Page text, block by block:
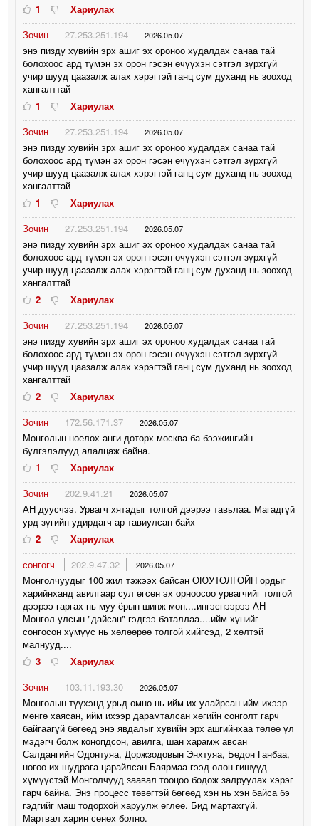
1
Хариулах
Зочин
27.253.251.194 2026.05.07
энэ пизду хувийн эрх ашиг эх ороноо худалдах санаа тай
болохоос ард түмэн эх орон гэсэн өчүүхэн сэтгэл зүрхгүй
учир шууд цаазалж алах хэрэгтэй ганц сум духанд нь зооход
хангалттай
1
Хариулах
Зочин
27.253.251.194 2026.05.07
энэ пизду хувийн эрх ашиг эх ороноо худалдах санаа тай
болохоос ард түмэн эх орон гэсэн өчүүхэн сэтгэл зүрхгүй
учир шууд цаазалж алах хэрэгтэй ганц сум духанд нь зооход
хангалттай
1
Хариулах
Зочин
27.253.251.194 2026.05.07
энэ пизду хувийн эрх ашиг эх ороноо худалдах санаа тай
болохоос ард түмэн эх орон гэсэн өчүүхэн сэтгэл зүрхгүй
учир шууд цаазалж алах хэрэгтэй ганц сум духанд нь зооход
хангалттай
2
Хариулах
Зочин
27.253.251.194 2026.05.07
энэ пизду хувийн эрх ашиг эх ороноо худалдах санаа тай
болохоос ард түмэн эх орон гэсэн өчүүхэн сэтгэл зүрхгүй
учир шууд цаазалж алах хэрэгтэй ганц сум духанд нь зооход
хангалттай
2
Хариулах
Зочин
172.56.171.37 2026.05.07
Монголын ноелох анги доторх москва ба бээжингийн
булгэлэлууд алалцаж байна.
1
Хариулах
Зочин
202.9.41.21 2026.05.07
АН дуусчээ. Урвагч хятадыг толгой дээрээ тавьлаа. Магадгүй
урд зүгийн удирдагч ар тавиулсан байх
2
Хариулах
сонгогч
202.9.47.32 2026.05.07
Монголчуудыг 100 жил тэжээх байсан ОЮУТОЛГОЙН ордыг
харийнханд авилгаар сул өгсөн эх орноосоо урвагчийг толгой
дээрээ гаргах нь муу ёрын шинж мөн....ингэснээрээ АН
Монгол улсын "дайсан" гэдгээ баталлаа....ийм хүнийг
сонгосон хүмүүс нь хөлөөрөө толгой хийгсэд, 2 хөлтэй
малнууд....
3
Хариулах
Зочин
103.11.193.30 2026.05.07
Монголын түүхэнд урьд өмнө нь ийм их улайрсан ийм ихээр
мөнгө хаясан, ийм ихээр дарамталсан хөгийн сонголт гарч
байгаагүй бөгөөд энэ явдалыг хувийн эрх ашгийнхаа төлөө үл
мэдэгч болж конопдсон, авилга, шан харамж авсан
Салдангийн Одонтуяа, Доржзодовын Энхтуяа, Бедон Ганбаа,
нөгөө их шудрага царайлсан Баярмаа гээд олон гишүүд
хүмүүстэй Монголчууд заавал тооцоо бодож залруулах хэрэг
гарч байна. Энэ процесс төвөгтэй бөгөөд хэн нь хэн байса бэ
гэдгийг маш тодорхой харуулж өглөө. Бид мартахгүй.
Мартвал харин сөнөх болно.